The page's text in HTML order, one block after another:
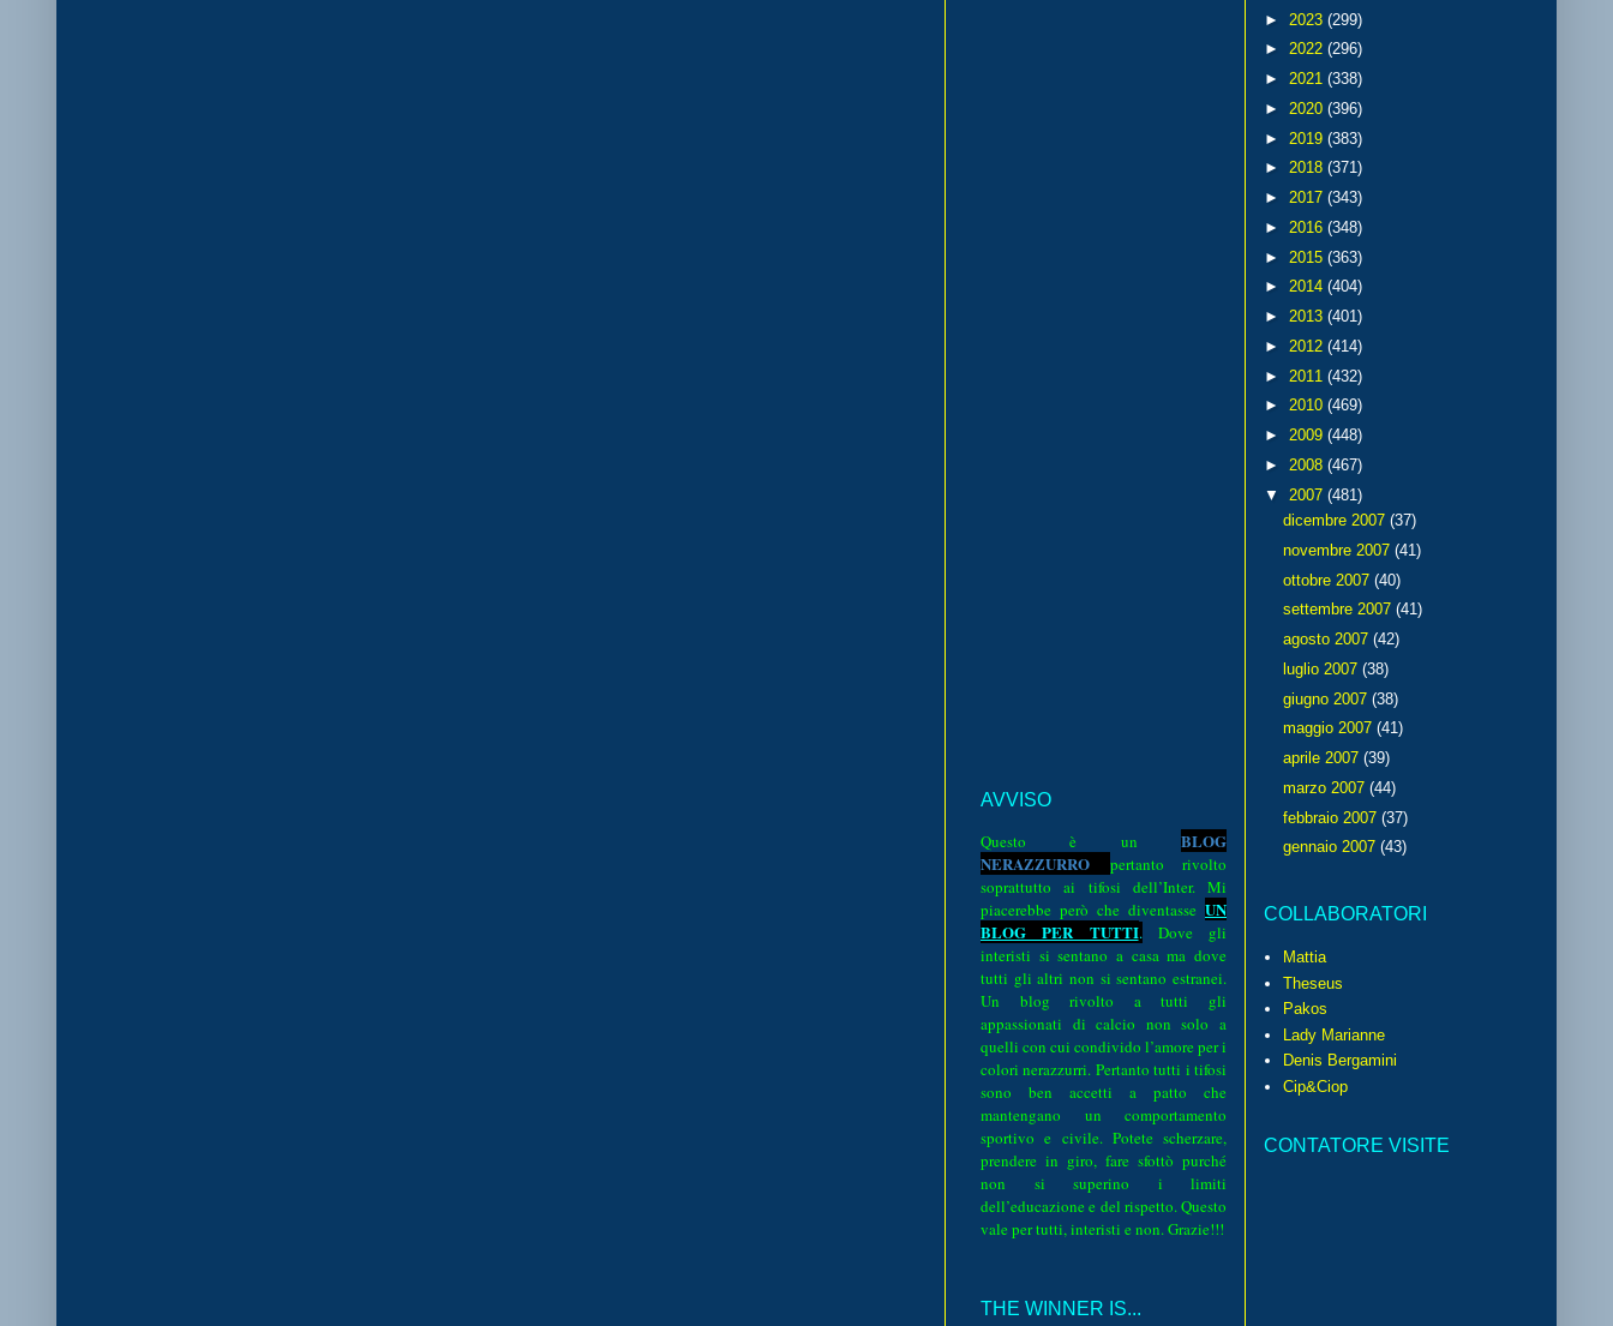
AVVISO
Questo è un BLOG
NERAZZURRO pertanto rivolto
soprattutto ai tifosi dell’Inter. Mi
piacerebbe però che diventasse UN
BLOG PER TUTTI.
Dove gli
interisti si sentano a casa ma dove
tutti gli altri non si sentano estranei.
Un blog rivolto a tutti gli
appassionati di calcio non solo a
quelli con cui condivido l’amore per i
colori nerazzurri. Pertanto tutti i tifosi
sono ben accetti a patto che
mantengano un comportamento
sportivo e civile. Potete scherzare,
prendere in giro, fare sfottò purché
non si superino i limiti
dell’educazione e del rispetto. Questo
vale per tutti, interisti e non. Grazie!!!
THE WINNER IS...
► 2023 (299)
► 2022 (296)
► 2021 (338)
► 2020 (396)
► 2019 (383)
► 2018 (371)
► 2017 (343)
► 2016 (348)
► 2015 (363)
► 2014 (404)
► 2013 (401)
► 2012 (414)
► 2011 (432)
► 2010 (469)
► 2009 (448)
► 2008 (467)
▼ 2007 (481)
dicembre 2007 (37)
novembre 2007 (41)
ottobre 2007 (40)
settembre 2007 (41)
agosto 2007 (42)
luglio 2007 (38)
giugno 2007 (38)
maggio 2007 (41)
aprile 2007 (39)
marzo 2007 (44)
febbraio 2007 (37)
gennaio 2007 (43)
COLLABORATORI
Mattia
Theseus
Pakos
Lady Marianne
Denis Bergamini
Cip&Ciop
CONTATORE VISITE